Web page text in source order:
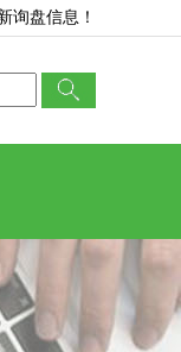
询盘信息！